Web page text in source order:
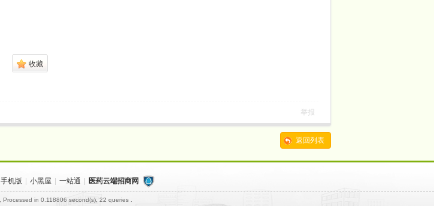
收藏
举报
返回列表
手机版 | 小黑屋 | 一站通 | 医药云端招商网
, Processed in 0.118806 second(s), 22 queries .